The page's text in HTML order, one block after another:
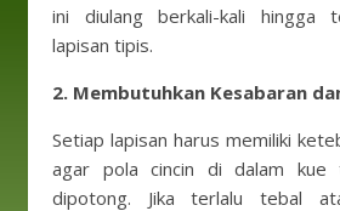
ini diulang berkali-kali hingga
lapisan tipis.
2. Membutuhkan Kesabaran
Setiap lapisan harus memiliki
agar pola cincin di dalam kue
dipotong. Jika terlalu tebal